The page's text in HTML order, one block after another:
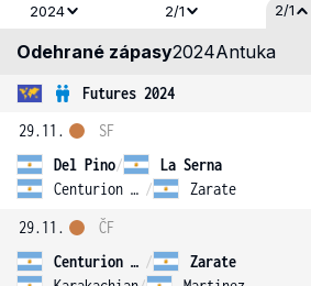
2024 2/1 2/1
Odehrané zápasy2024Antuka
Futures 2024
29.11.
Del Pino/
La Serna
Centurion Delvalle / Zarate
SF
29.11.
Centurion Delvalle /
Zarate
ČF